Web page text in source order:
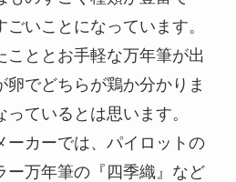
いことになっています。
こととお手軽な万年筆が出
卵でどちらが鶏か分かりま
ているとは思います。
ーカーでは、パイロットの
ー万年筆の『四季織』など